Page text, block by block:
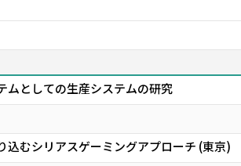
ムとしての生産システムの研究
むシリアスゲーミングアプローチ (東京)